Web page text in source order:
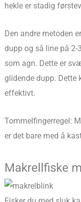
hekle er stadig
Den andre metoden
dupp og så line på 2-
som agn. Dette er
glidende dupp. Dette
effektivt.
Tommelfingerregel:
er det bare med å
Makrellfiske